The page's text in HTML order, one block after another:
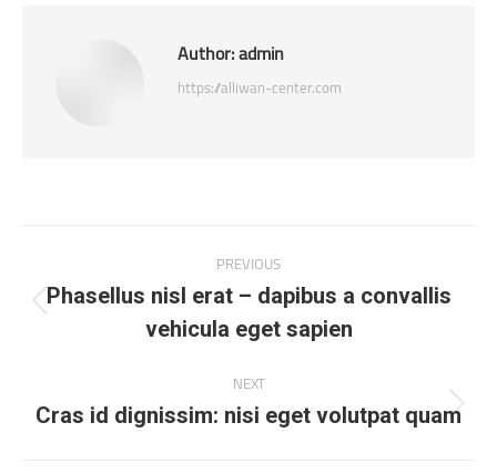
Author:admin
https://alliwan-center.com
navigation PREVIOUS
Previous
post:
Phasellus nisl erat – dapibus a convallis
vehicula eget sapien
NEXT
Next
Cras id dignissim: nisi eget volutpat quam